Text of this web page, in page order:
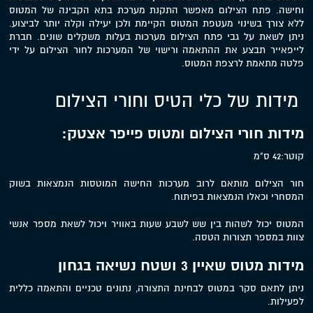
וחישה. פתח הצילום מאפשר התקנת מערכת בתא הקבינה של המטוס
ללא צורך בשינוי מעטפת המטוס הקיימת ולכן יעילה וקלה יותר לביצוע.
ניתן לשאת על גבי פתח הצילום מערכות בעלות משקלים שונים. חברת
לייפאייר תבצע את ההתאמה ורישוי של המערכות לחור הצילום על ידי
פלטה מתאמת לרצפת המטוס.
מידות של כלי הטיס וחורי הצילום
מידות חורי הצילום ומטוס פייפר אצטק:
קוטר:42 ס"מ
חור הצילום מותאם לרוב מערכות החישה המוטסות הנמצאות בשוק
המסחרי וכאלו הנמצאות בפיתוח.
המטוס יכול לשהות בין שש לשבע שעות באוויר ויכול לשאת מספר אנשי
צוות במספר תצורות הטסה.
מידות מטוס שאיין 3 ושטח נשיאה בגחון
ניתן לתאם סקר במטוס לבחינת התצורה, נתונים טכניים והתאמה כללית
לפעילות.